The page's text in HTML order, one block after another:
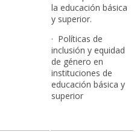
la educación básica
y superior.
· Políticas de
inclusión y equidad
de género en
instituciones de
educación básica y
superior